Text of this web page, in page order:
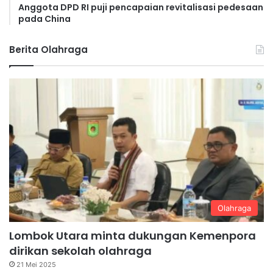
Anggota DPD RI puji pencapaian revitalisasi pedesaan
pada China
Berita Olahraga
Olahraga
Lombok Utara minta dukungan Kemenpora
dirikan sekolah olahraga
21 Mei 2025